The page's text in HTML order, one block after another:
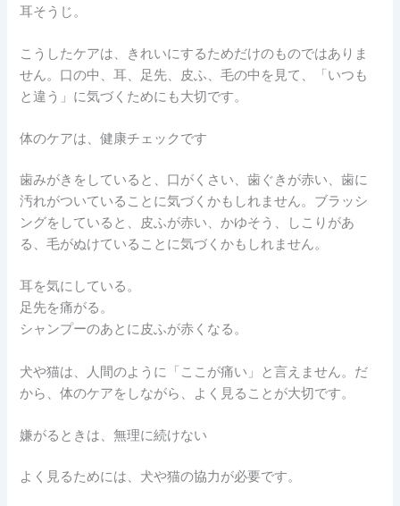
耳そうじ。
こうしたケアは、きれいにするためだけのものではありま
せん。口の中、耳、足先、皮ふ、毛の中を見て、「いつも
と違う」に気づくためにも大切です。
体のケアは、健康チェックです
歯みがきをしていると、口がくさい、歯ぐきが赤い、歯に
汚れがついていることに気づくかもしれません。ブラッシ
ングをしていると、皮ふが赤い、かゆそう、しこりがあ
る、毛がぬけていることに気づくかもしれません。
耳を気にしている。
足先を痛がる。
シャンプーのあとに皮ふが赤くなる。
犬や猫は、人間のように「ここが痛い」と言えません。だ
から、体のケアをしながら、よく見ることが大切です。
嫌がるときは、無理に続けない
よく見るためには、犬や猫の協力が必要です。